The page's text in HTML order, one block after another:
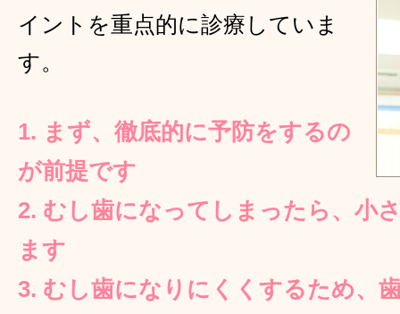
イントを重点的に診療していま
す。
1. まず、徹底的に予防をするの
が前提です
2. むし歯になってしまったら、小
ます
3. むし歯になりにくくするため、